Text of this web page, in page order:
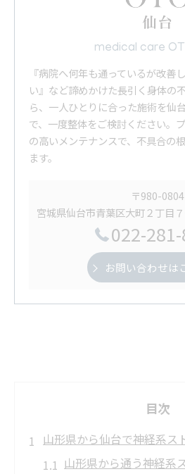
medical care
『病院へ何年も通っているが改善
い』など諦めかけた長引く身体の
ら、一人ひとりに合った施術を仙
で、一度整体をご検討ください。
の高いメンテナンスで、不具合の
ます。
〒980-0804
宮城県仙台市青葉区大町２丁目
022-
お問い合わせは
目次
山形県から仙台で神経系ス
山形県から通う神経系